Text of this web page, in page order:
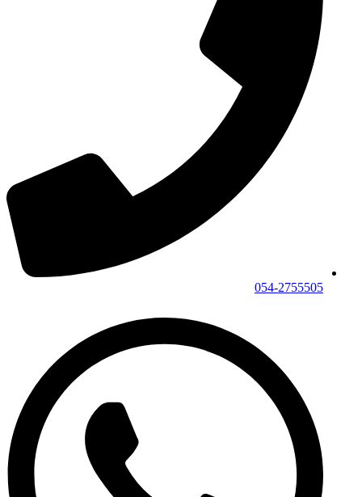
054-2755505